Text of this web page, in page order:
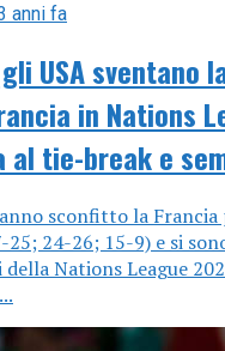
anni fa
USA sventano
in Nations
tie-break e
sconfitto la
25; 24-26; 15-9) e si
Nations League